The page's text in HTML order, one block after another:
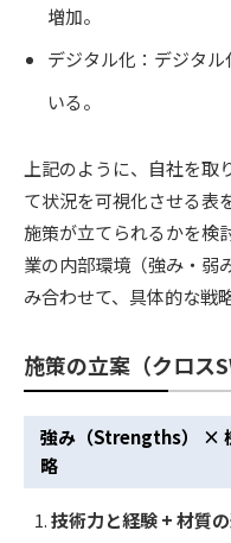
増加。
デジタル化：デジタ
いる。
上記のように、自社を取
て状況を可視化させる表
施策が立てられるかを検
業の内部環境（強み・弱
み合わせて、具体的な戦
施策の立案（クロス
強み（Strengths） ×
略
技術力と経験 + 材質の